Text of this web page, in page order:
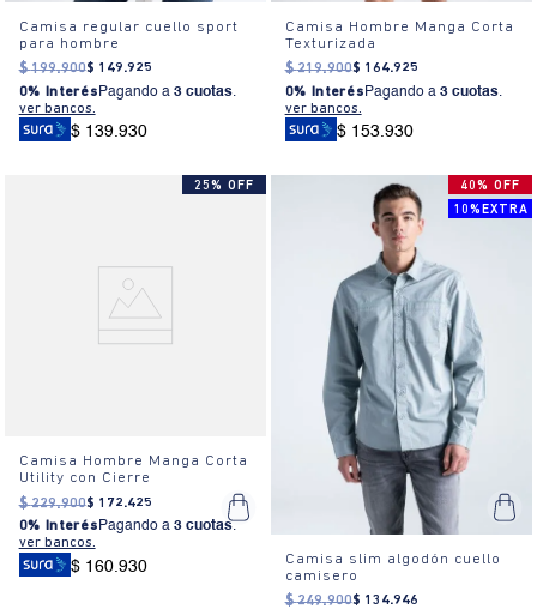
Camisa regular cuello sport
para hombre
$ 199.900$ 149.925
0% Interés Pagando a 3 cuotas.
ver bancos.
$ 139.930
Camisa Hombre Manga Corta
Texturizada
$ 219.900$ 164.925
0% Interés Pagando a 3 cuotas.
ver bancos.
$ 153.930
25% OFF
Camisa Hombre Manga Corta
Utility con Cierre
$ 229.900$ 172.425
0% Interés Pagando a 3 cuotas.
ver bancos.
$ 160.930
40% OFF
10%EXTRA
Camisa slim algodón cuello
camisero
$ 249.900$ 134.946